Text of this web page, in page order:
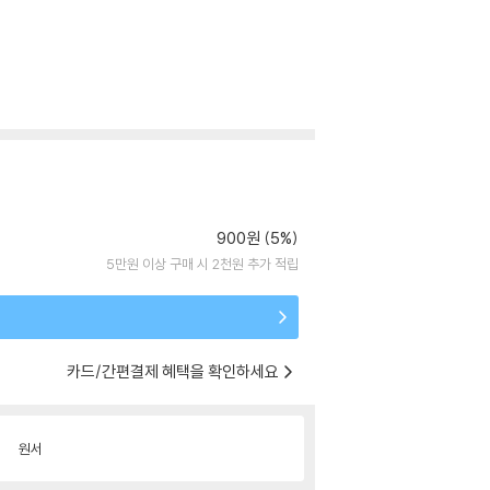
900원 (5%)
5만원 이상 구매 시 2천원 추가 적립
카드/간편결제 혜택을 확인하세요
원서